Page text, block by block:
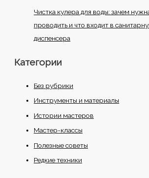
Чистка кулера для воды: зачем
проводить и что входит в
диспенсера
Категории
Без рубрики
Инструменты и материалы
Истории мастеров
Мастер-классы
Полезные советы
Редкие техники